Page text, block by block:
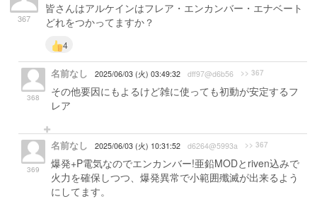
367
皆さんはアルケインはフレア・エンカンバー・エナベート
どれをつかってますか？
4
368
名前なし 2025/06/03 (火) 03:49:32 dff97@d6b56 >> 367
その他要因にもよるけど雑に使っても初動が安定するフ
レア
369
名前なし 2025/06/03 (火) 10:31:52 d6264@5993a >> 367
爆発+P電気なのでエンカンバー!亜鉛MODとriven込みで
火力を確保しつつ、爆発異常で小範囲殲滅が出来るよう
にしてます。